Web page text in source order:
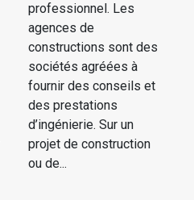
professionnel. Les
agences de
constructions sont des
sociétés agréées à
fournir des conseils et
des prestations
d’ingénierie. Sur un
projet de construction
ou de...